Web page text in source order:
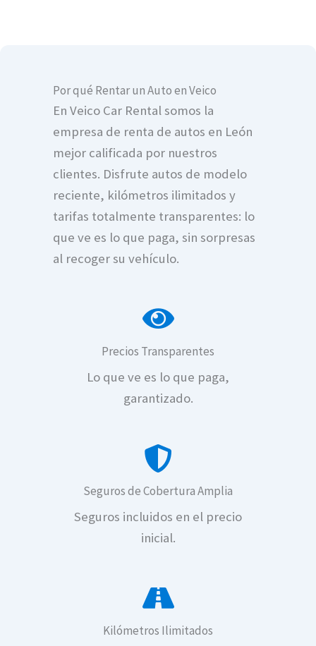
Por qué Rentar un Auto en Veico
En Veico Car Rental somos la
empresa de renta de autos en León
mejor calificada por nuestros
clientes. Disfrute autos de modelo
reciente, kilómetros ilimitados y
tarifas totalmente transparentes: lo
que ve es lo que paga, sin sorpresas
al recoger su vehículo.
Precios Transparentes
Lo que ve es lo que paga,
garantizado.Renta de autos en
Seguros de Cobertura Amplia
Seguros incluidos en el precio
inicial.Renta de autos en León
Kilómetros Ilimitados